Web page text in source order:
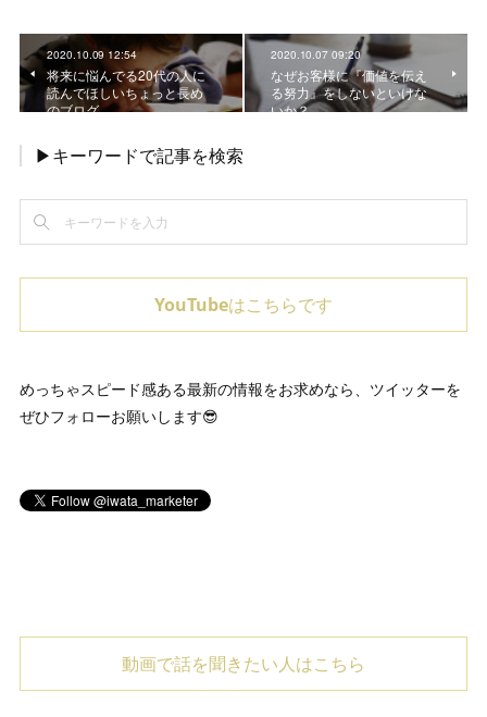
2020.10.09 12:54
将来に悩んでる20代の人に
読んでほしいちょっと長め
のブログ
2020.10.07 09:20
なぜお客様に『価値を伝え
る努力』をしないといけな
いか？
▶キーワードで記事を検索
YouTubeはこちらです
めっちゃスピード感ある最新の情報をお求めなら、ツイッターを
ぜひフォローお願いします😎
動画で話を聞きたい人はこちら